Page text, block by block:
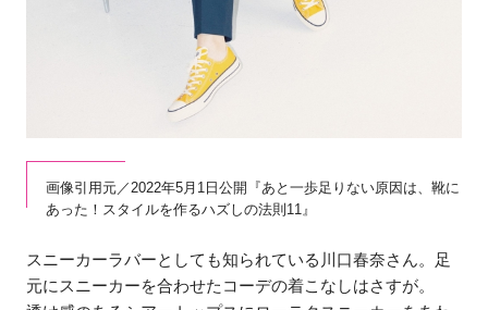
画像引用元／2022年5月1日公開『あと一歩足りない原因は、靴に
あった！スタイルを作るハズしの法則11』
スニーカーラバーとしても知られている川口春奈さん。足
元にスニーカーを合わせたコーデの着こなしはさすが。